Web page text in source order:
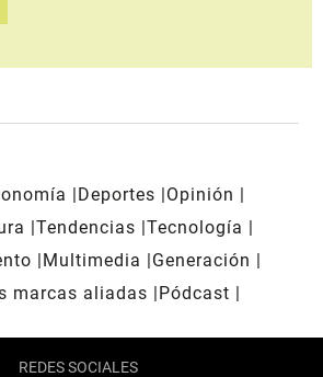
Deportes
Opinión
Tendencias Tecnología
Multimedia
Generación
marcas aliadas
Pódcast
REDES SOCIALES